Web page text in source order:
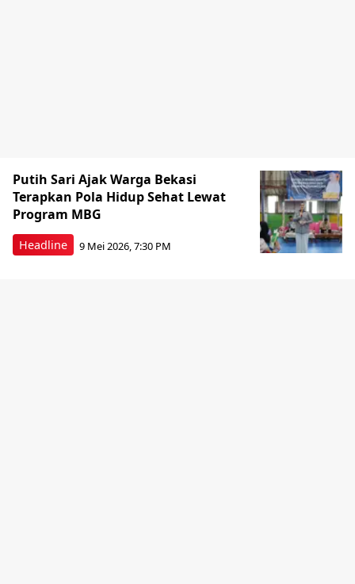
Headline
Putih Sari Ajak Warga Bekasi
Terapkan Pola Hidup Sehat Lewat
Program MBG
9 Mei 2026, 7:30 PM